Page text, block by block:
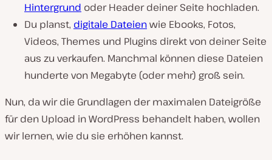
Hintergrund oder Header deiner Seite hochladen.
Du planst, digitale Dateienwie Ebooks, Fotos,
Videos, Themes und Plugins direkt von deiner Seite
aus zu verkaufen. Manchmal können diese Dateien
hunderte von Megabyte (oder mehr) groß sein.
Nun, da wir die Grundlagen der maximalen Dateigröße
für den Upload in WordPress behandelt haben, wollen
wir lernen, wie du sie erhöhen kannst.